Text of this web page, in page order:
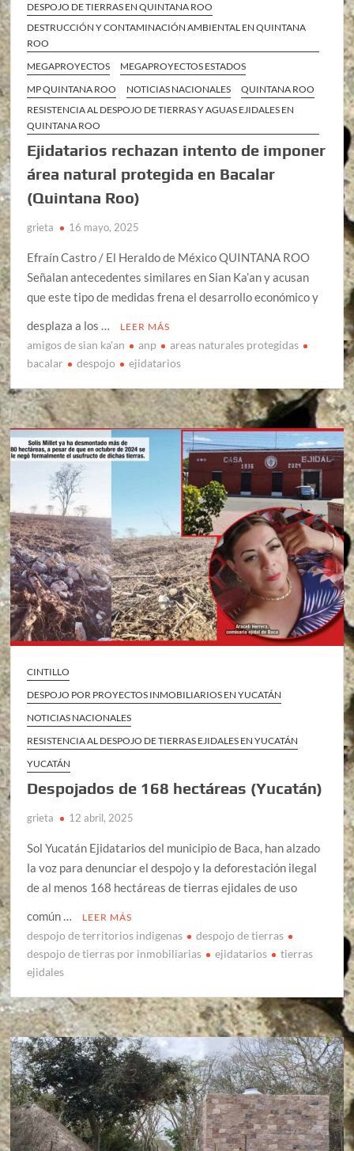
DESPOJO DE TIERRAS EN QUINTANA ROO
DESTRUCCIÓN Y CONTAMINACIÓN AMBIENTAL EN QUINTANA
ROO
MEGAPROYECTOS
MEGAPROYECTOS ESTADOS
MP QUINTANA ROO
NOTICIAS NACIONALES
QUINTANA ROO
RESISTENCIA AL DESPOJO DE TIERRAS Y AGUAS EJIDALES EN
QUINTANA ROO
Ejidatarios rechazan intento de imponer
área natural protegida en Bacalar
(Quintana Roo)
grieta 16 mayo, 2025
Efraín Castro / El Heraldo de México QUINTANA ROO
Señalan antecedentes similares en Sian Ka’an y acusan
que este tipo de medidas frena el desarrollo económico y
desplaza a los …
LEER MÁS
amigos de sian ka'an anp
areas naturales protegidas
bacalar
despojo ejidatarios
CINTILLO
DESPOJO POR PROYECTOS INMOBILIARIOS EN YUCATÁN
NOTICIAS NACIONALES
RESISTENCIA AL DESPOJO DE TIERRAS EJIDALES EN YUCATÁN
YUCATÁN
Despojados de 168 hectáreas (Yucatán)
grieta 12 abril, 2025
Sol Yucatán Ejidatarios del municipio de Baca, han alzado
la voz para denunciar el despojo y la deforestación ilegal
de al menos 168 hectáreas de tierras ejidales de uso
común …
LEER MÁS
despojo de territorios indigenas
despojo de tierras
despojo de tierras por inmobiliarias
ejidatarios
tierras
ejidales